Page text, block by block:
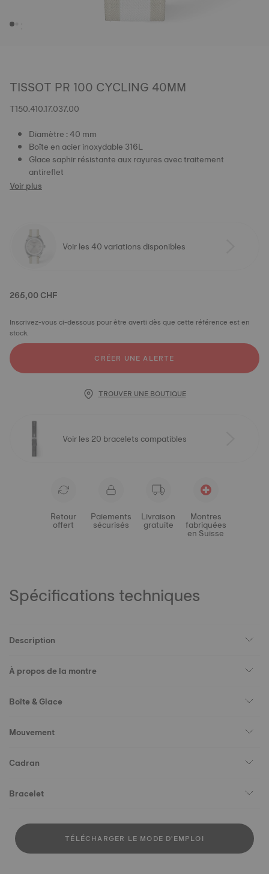
TISSOT PR 100 CYCLING 40MM
T150.410.17.037.00
Diamètre : 40 mm
Boîte en acier inoxydable 316L
Glace saphir résistante aux rayures avec traitement
antireflet
Voir plus
Voir les 40 variations disponibles
265,00 CHF
Inscrivez-vous ci-dessous pour être averti dès que cette référence est en
stock.
CRÉER UNE ALERTE
TROUVER UNE BOUTIQUE
Voir les 20 bracelets compatibles
Retour
offert
Paiements
sécurisés
Livraison
gratuite
Montres
fabriquées
en Suisse
Spécifications techniques
Description
À propos de la montre
Boîte & Glace
Mouvement
Cadran
Bracelet
TÉLÉCHARGER LE MODE D'EMPLOI